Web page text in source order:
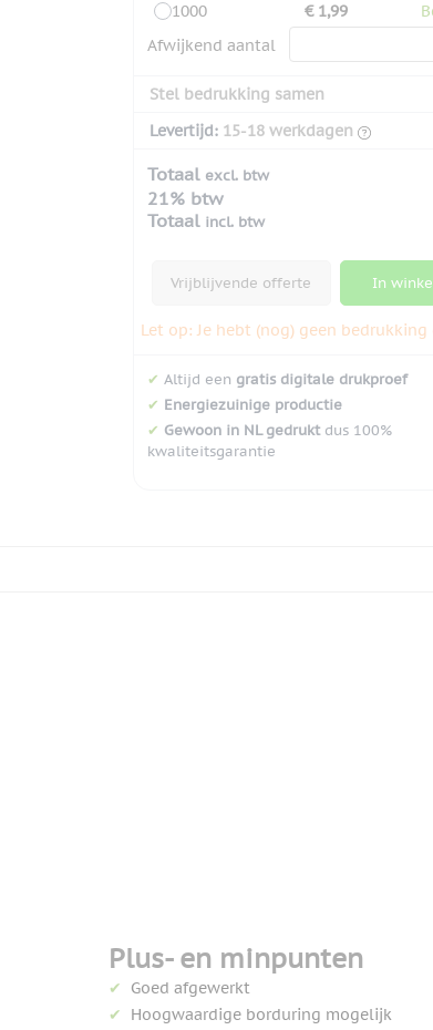
1000
€ 1,99
Afwijkend aantal
Stel bedrukking samen
Levertijd: 15-18 werkdagen
Totaal excl. btw
21% btw
Totaal incl. btw
Vrijblijvende offerte In
Let op: Je hebt (nog) geen bedrukking
✔ Altijd een gratis digitale drukproef
✔ Energiezuinige productie
✔ Gewoon in NL gedruktdus 100%
kwaliteitsgarantie
Plus- en minpunten
Goed afgewerkt
Hoogwaardige borduring mogelijk